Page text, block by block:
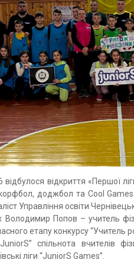
відкриття «Першої
доджбол та Cool Games.
Управління освіти
Володимир Попов – учитель
етапу конкурсу “Учитель
спільнота вчителів
ліги “JuniorS Games”.